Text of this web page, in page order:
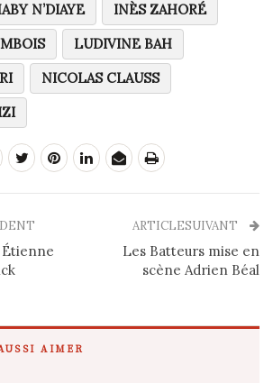
N’DIAYE
INÈS ZAHORÉ
LUDIVINE BAH
NICOLAS CLAUSS
ARTICLESUIVANT
Les Batteurs mise en
scène Adrien Béal
AIMER